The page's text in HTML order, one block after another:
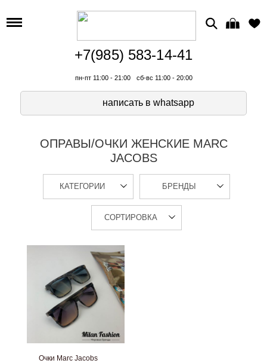
+7(985) 583-14-41
пн-пт 11:00 - 21:00 сб-вс 11:00 - 20:00
написать в whatsapp
ОПРАВЫ/ОЧКИ ЖЕНСКИЕ MARC
JACOBS
КАТЕГОРИИ БРЕНДЫ
СОРТИРОВКА
Очки Marc Jacobs